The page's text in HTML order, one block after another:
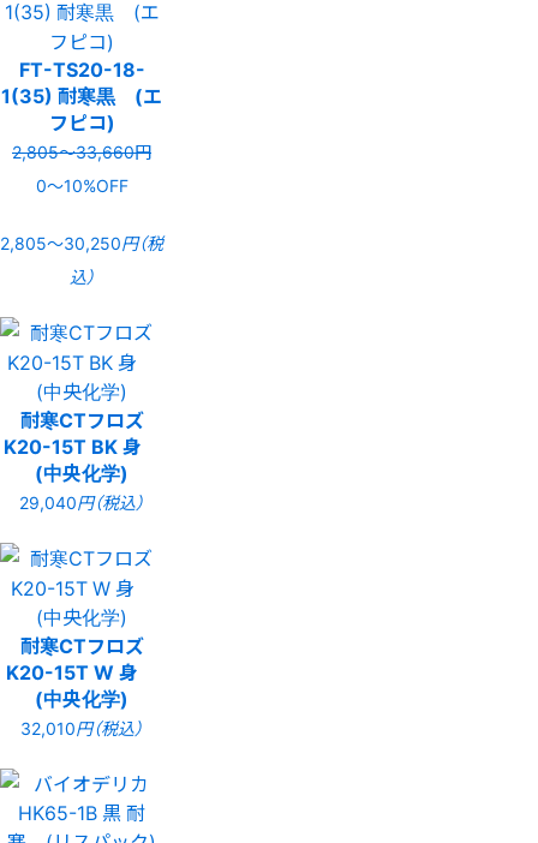
FT-TS20-18-
1(35) 耐寒黒 (エ
フピコ)
2,805〜33,660円
0〜10%OFF
2,805〜30,250円（税
込）
耐寒CTフロズ
K20-15T BK 身
(中央化学)
29,040円（税込）
耐寒CTフロズ
K20-15T W 身
(中央化学)
32,010円（税込）